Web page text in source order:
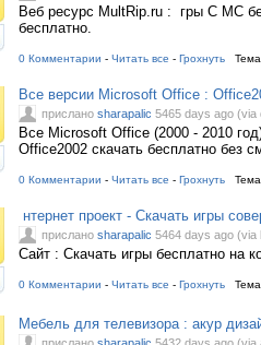
Веб ресурс MultRip.ru : гры С МС
бесплатно.
0 Комментарии - Читать все - Грохнуть
Все версии Microsoft Office :
прислано sharapalic 5465 days ago (via
Все Microsoft Office (2000 - 2010
Office2002 скачать бесплатно без
0 Комментарии - Читать все - Грохнуть
нтернет проект - Скачать игры
прислано sharapalic 5464 days ago (via
Сайт : Скачать игры бесплатно на
0 Комментарии - Читать все - Грохнуть
Мебель для телевизора : акур